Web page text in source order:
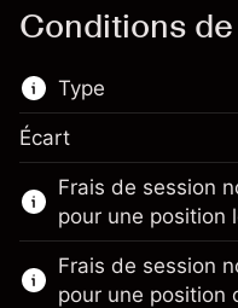
Conditions
Type
Ce marché
trading de CFD.
En savoir plus sur :
CFD
Écart
Frais de session
pour une position
Frais de session
pour une position